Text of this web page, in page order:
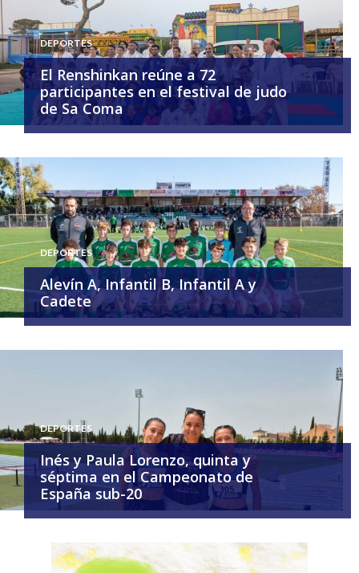
DEPORTES
El Renshinkan reúne a 72
participantes en el festival de judo
de Sa Coma
DEPORTES
Alevín A, Infantil B, Infantil A y
Cadete
DEPORTES
Inés y Paula Lorenzo, quinta y
séptima en el Campeonato de
España sub-20